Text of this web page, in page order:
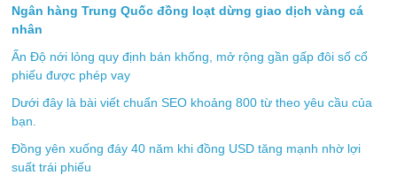
Ngân hàng Trung Quốc đồng loạt dừng giao dịch vàng cá
nhân
Ấn Độ nới lỏng quy định bán khống, mở rộng gần gấp đôi số cổ
phiếu được phép vay
Dưới đây là bài viết chuẩn SEO khoảng 800 từ theo yêu cầu của
bạn.
Đồng yên xuống đáy 40 năm khi đồng USD tăng mạnh nhờ lợi
suất trái phiếu